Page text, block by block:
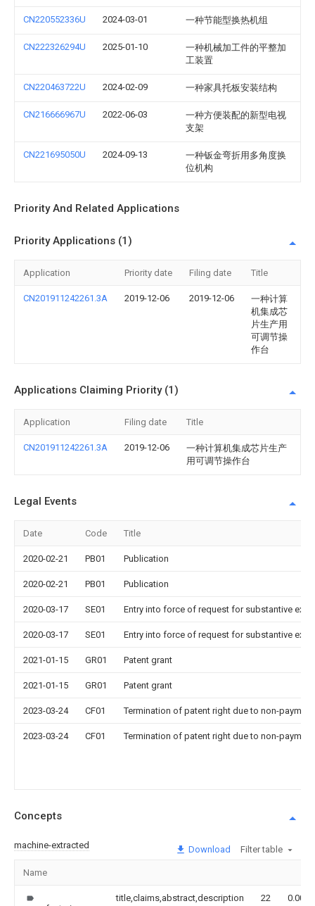
CN220552336U 2024-03-01 一种节能型换热机组
CN222326294U 2025-01-10
一种机械加工件的平整加
工装置
CN220463722U 2024-02-09 一种家具托板安装结构
CN216666967U 2022-06-03
一种方便装配的新型电视
支架
CN221695050U 2024-09-13
一种钣金弯折用多角度换
位机构
Priority And Related Applications
Priority Applications (1)
Application Priority date Filing date Title
CN201911242261.3A 2019-12-06 2019-12-06
一种计算
机集成芯
片生产用
可调节操
作台
Applications Claiming Priority (1)
Application Filing date Title
CN201911242261.3A 2019-12-06
一种计算机集成芯片生产
用可调节操作台
Legal Events
Date Code Title
2020-02-21 PB01 Publication
2020-02-21 PB01 Publication
2020-03-17 SE01 Entry into force of request for substantive
2020-03-17 SE01 Entry into force of request for substantive
2021-01-15 GR01 Patent grant
2021-01-15 GR01 Patent grant
2023-03-24 CF01 Termination of patent right due to non-
2023-03-24 CF01 Termination of patent right due to non-
Concepts
machine-extracted Download Filter table
Name
title,claims,abstract,description 22 0.000